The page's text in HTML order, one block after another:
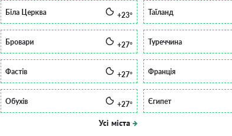
Біла Церква +23°
Бровари +27°
Фастів +27°
Обухів +27°
Усі міста
Таїланд
Туреччина
Франція
Єгипет